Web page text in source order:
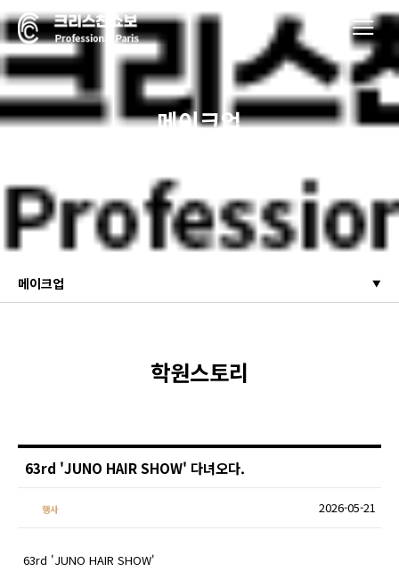
메이크업
메이크업
학원스토리
63rd 'JUNO HAIR SHOW' 다녀오다.
행사 2026-05-21
63rd 'JUNO HAIR SHOW'